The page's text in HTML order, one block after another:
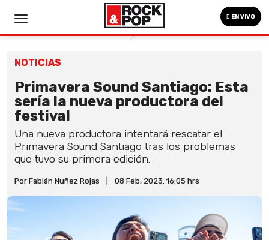
EN VIVO
NOTICIAS
Primavera Sound Santiago: Esta
sería la nueva productora del
festival
Una nueva productora intentará rescatar el
Primavera Sound Santiago tras los problemas
que tuvo su primera edición.
Por Fabián Nuñez Rojas 08 Feb, 2023. 16:05 hrs